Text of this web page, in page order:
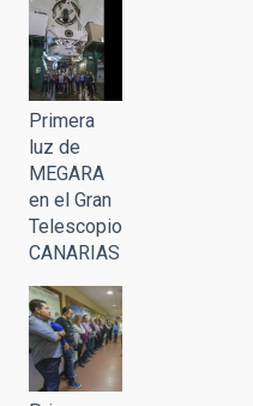
Primera
luz de
MEGARA
en el Gran
Telescopio
CANARIAS